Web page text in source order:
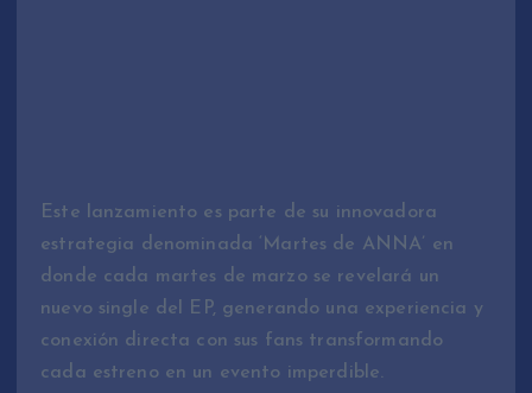
Este lanzamiento es parte de su innovadora
estrategia denominada ‘Martes de ANNA’ en
donde cada martes de marzo se revelará un
nuevo single del EP, generando una experiencia y
conexión directa con sus fans transformando
cada estreno en un evento imperdible.